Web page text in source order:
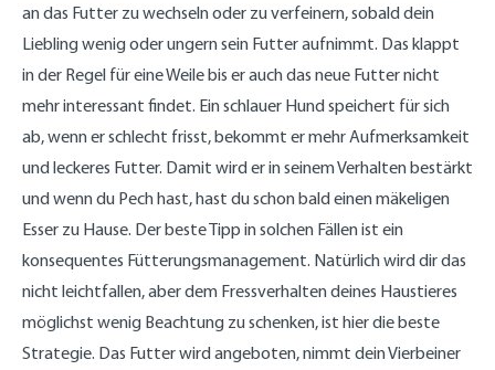
an das Futter zu wechseln oder zu verfeinern, sobald dein
Liebling wenig oder ungern sein Futter aufnimmt. Das klappt
in der Regel für eine Weile bis er auch das neue Futter nicht
mehr interessant findet. Ein schlauer Hund speichert für sich
ab, wenn er schlecht frisst, bekommt er mehr Aufmerksamkeit
und leckeres Futter. Damit wird er in seinem Verhalten bestärkt
und wenn du Pech hast, hast du schon bald einen mäkeligen
Esser zu Hause. Der beste Tipp in solchen Fällen ist ein
konsequentes Fütterungsmanagement. Natürlich wird dir das
nicht leichtfallen, aber dem Fressverhalten deines Haustieres
möglichst wenig Beachtung zu schenken, ist hier die beste
Strategie. Das Futter wird angeboten, nimmt dein Vierbeiner